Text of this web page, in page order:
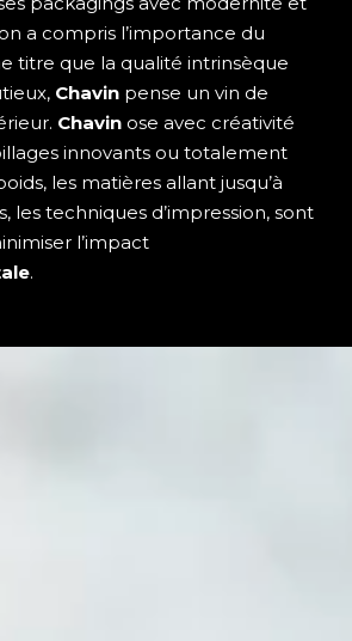
a compris l’importance du
titre que la qualité intrinsèque
Chavin pense un vin de
Chavin ose avec créativité
innovants ou totalement
les matières allant jusqu’à
les techniques d’impression, sont
l’impact
.